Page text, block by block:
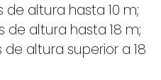
altura hasta 10 m;
de altura hasta 18 m;
altura superior a 18